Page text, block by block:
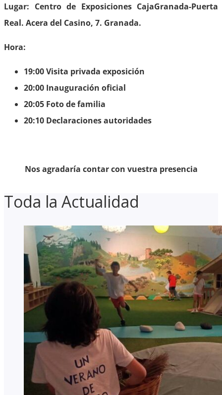
Lugar: Centro de Exposiciones CajaGranada-Puerta
Real. Acera del Casino, 7. Granada.
Hora:
19:00 Visita privada exposición
20:00 Inauguración oficial
20:05 Foto de familia
20:10 Declaraciones autoridades
Nos agradaría contar con vuestra presencia
Toda la Actualidad